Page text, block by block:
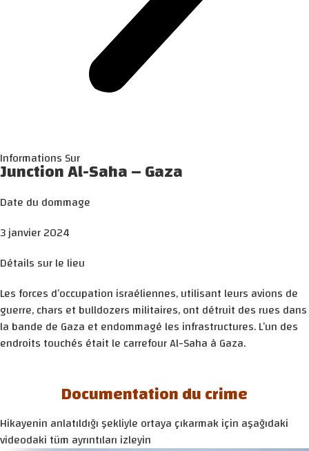
Informations Sur
Junction Al-Saha – Gaza
Date du dommage
3 janvier 2024
Détails sur le lieu
Les forces d’occupation israéliennes, utilisant leurs avions de
guerre, chars et bulldozers militaires, ont détruit des rues dans
la bande de Gaza et endommagé les infrastructures. L’un des
endroits touchés était le carrefour Al-Saha à Gaza.
Documentation du crime
Hikayenin anlatıldığı şekliyle ortaya çıkarmak için aşağıdaki
videodaki tüm ayrıntıları izleyin